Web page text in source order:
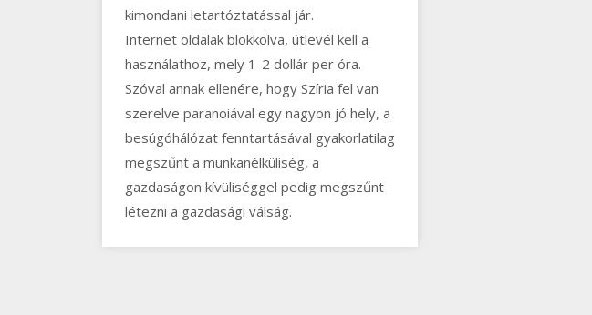
kimondani letartóztatással jár.
Internet oldalak blokkolva, útlevél kell a
használathoz, mely 1-2 dollár per óra.
Szóval annak ellenére, hogy Szíria fel van
szerelve paranoiával egy nagyon jó hely, a
besúgóhálózat fenntartásával gyakorlatilag
megszűnt a munkanélküliség, a
gazdaságon kívüliséggel pedig megszűnt
létezni a gazdasági válság.